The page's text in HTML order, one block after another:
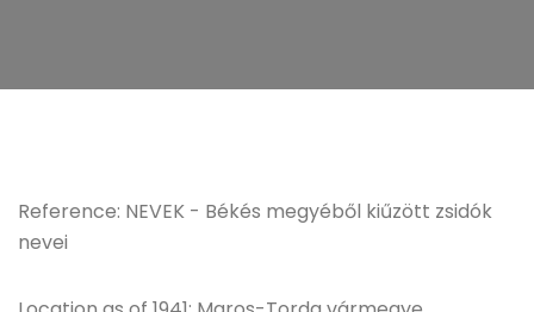
Reference: NEVEK - Békés megyéből kiűzött zsidók
nevei